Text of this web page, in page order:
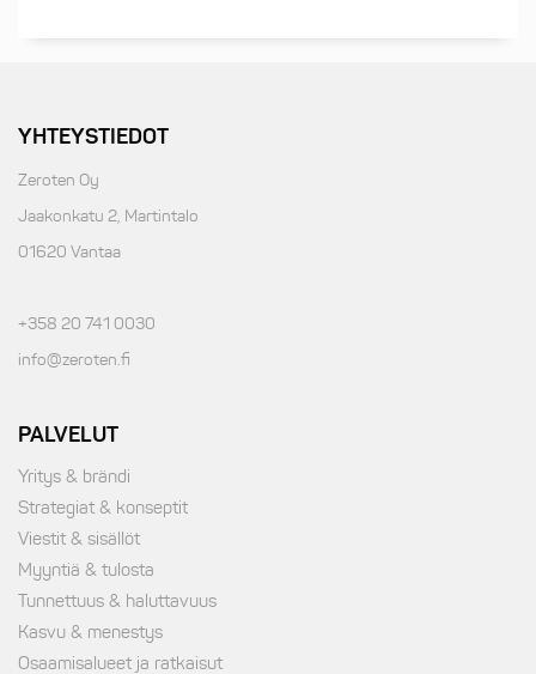
YHTEYSTIEDOT
Zeroten Oy
Jaakonkatu 2, Martintalo
01620 Vantaa
+358 20 741 0030
info@zeroten.fi
PALVELUT
Yritys & brändi
Strategiat & konseptit
Viestit & sisällöt
Myyntiä & tulosta
Tunnettuus & haluttavuus
Kasvu & menestys
Osaamisalueet ja ratkaisut